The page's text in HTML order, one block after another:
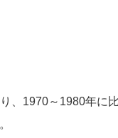
、1970～1980年に比